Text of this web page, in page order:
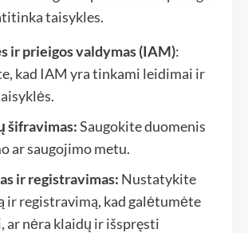
taisykles.
ir prieigos valdymas (IAM):
kad IAM yra tinkami leidimai ir
šifravimas:Saugokite duomenis
ar saugojimo metu.
ir registravimas: Nustatykite
ir registravimą, kad galėtumėte
ar nėra klaidų ir išspręsti